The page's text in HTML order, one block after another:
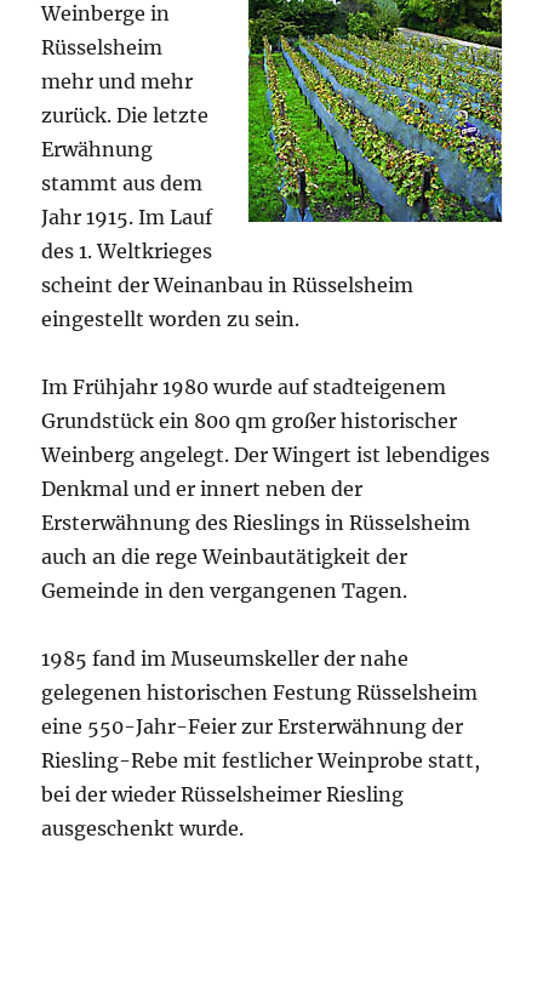
Weinberge in
Rüsselsheim
mehr und mehr
zurück. Die letzte
Erwähnung
stammt aus dem
Jahr 1915. Im Lauf
des 1. Weltkrieges
scheint der Weinanbau in Rüsselsheim
eingestellt worden zu sein.
Im Frühjahr 1980 wurde auf stadteigenem
Grundstück ein 800 qm großer historischer
Weinberg angelegt. Der Wingert ist lebendiges
Denkmal und er innert neben der
Ersterwähnung des Rieslings in Rüsselsheim
auch an die rege Weinbautätigkeit der
Gemeinde in den vergangenen Tagen.
1985 fand im Museumskeller der nahe
gelegenen historischen Festung Rüsselsheim
eine 550-Jahr-Feier zur Ersterwähnung der
Riesling-Rebe mit festlicher Weinprobe statt,
bei der wieder Rüsselsheimer Riesling
ausgeschenkt wurde.